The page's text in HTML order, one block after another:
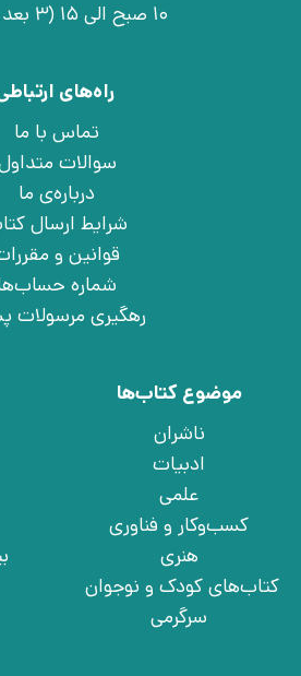
10 صبح الی 15 (3 بعد از ظهر)
راه‌های
تماس با ما
سوالات
درباره‌ی ما
شرایط ارسال
قوانین و
شماره
رهگیری مرسولات
موضوع کتاب‌ها
ناشران
ادبیات
علمی
کسب‌وکار و فناوری
هنری
کتاب‌های کودک و نوجوان
سرگرمی